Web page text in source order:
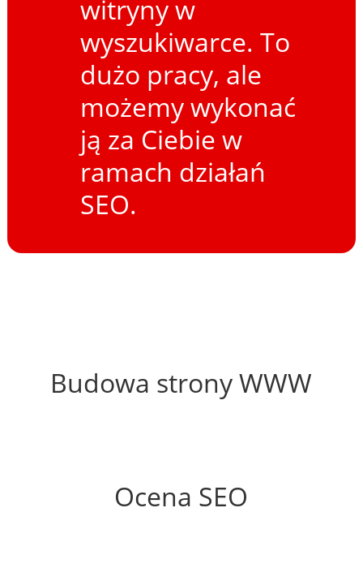
witryny w
wyszukiwarce. To
dużo pracy, ale
możemy wykonać
ją za Ciebie w
ramach działań
SEO.
Budowa strony WWW
Ocena SEO